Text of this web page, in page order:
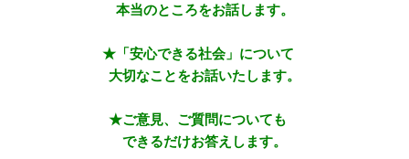
本当のところをお話します。
★「安心できる社会」について
大切なことをお話いたします。
★ご意見、ご質問についても
できるだけお答えします。